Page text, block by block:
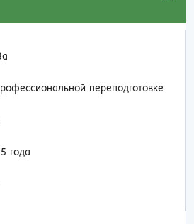
переподготовке
года